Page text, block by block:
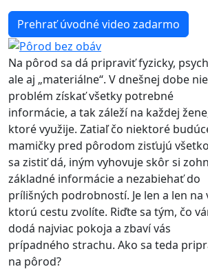
Prehrať úvodné video zadarmo
Na pôrod sa dá pripraviť fyzicky,
ale aj „materiálne“. V dnešnej dobe
problém získať všetky potrebné
informácie, a tak záleží na každej
ktoré využije. Zatiaľ čo niektoré
mamičky pred pôrodom zisťujú
sa zistiť dá, iným vyhovuje skôr si
základné informácie a nezabiehať do
prílišných podrobností. Je len a len na
ktorú cestu zvolíte. Riďte sa tým, čo
dodá najviac pokoja a zbaví vás
prípadného strachu. Ako sa teda
na pôrod?